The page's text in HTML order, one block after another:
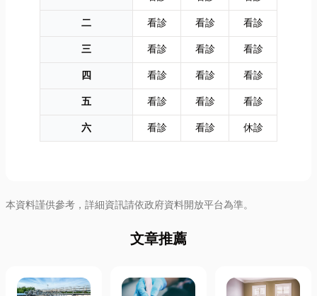
二
看診 看診
看診
三
看診 看診
看診
四
看診 看診
看診
五
看診 看診
看診
六
看診 看診 休診
本資料謹供參考，詳細資訊請依政府資料開放平台為準。
文章推薦